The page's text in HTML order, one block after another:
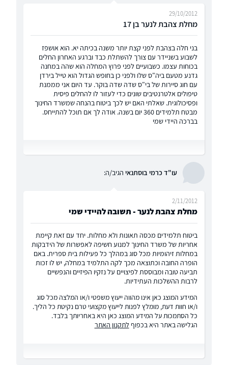
מחלת צהבת לנער בן 17
29/10/2012
בני חלה בצהבת לפני קצת יותר משנה בכיתה יא. הוא אושפז
לשבוע בשניידר עם צורך להשתלת כבד וברגע האחרון החלים
בכוחות עצמו. כשבועיים לפני פרוץ המחלה הוא שהה במחנה
גדנע מטעם ביה"ס שלו ולפני כן בחופש הגדול הוא טייל בירדן
עם חוג סיירות של בי"ס שדה שדה בוקר. עד היום אני מממנת
טיפולים אלטרנטיבים שונים כדי לעזור לו להחלים פיסית
ופסיכולוגית. שאלתי האם יש לכך ביטוח בהנחה שמשרד החינוך
מבטח תלמידים 360 יום בשנה. אודה לך אם תוכל להתייחס.
בברכה היידי שמי
עו"ד כרמי בוסתנאי הגיב/ה:
מחלת צהבת לנער - תשובה להיידי שמי
2/11/2012
ביטוח תלמידים מכסה תאונות ולא מחלות. יחד עם זאת קיימת
אחריות של משרד החינוך למנוע חשיפה לאפשרות של הידבקות
במחלות זיהומיות מכל סוג במהלך כל פעילות בית ספרית. באם
הופרה החובה וכתוצאה מכך לקה התלמיד במחלה, יש לו זכות
תביעה טובה ומבוססת לפיצויים על נזקיו הפיזיים והנפשיים
לרבות ההשלכות העתידיות.
המידע המוצג כאן אינו מהווה ייעוץ משפטי ו/או המלצה מכל סוג
ו/או חוות דעת, מומלץ לפנות לייעוץ מקצועי טרם נקיטת כל הליך.
כל הסתמכות על המידע המוצג כאן היא באחריותך בלבד.
הגלישה באתר היא בכפוף לתקנון האתר